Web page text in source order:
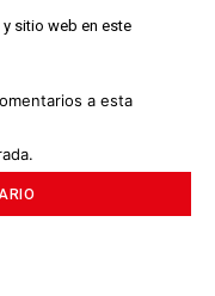
sitio web en este
a esta